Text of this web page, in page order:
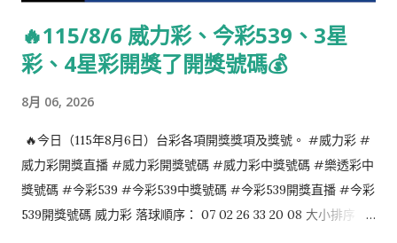
🔥115/8/6 威力彩、今彩539、3星
彩、4星彩開獎了開獎號碼💰
8月 06, 2026
🔥今日（115年8月6日）台彩各項開獎獎項及獎號。 #威力彩 #
威力彩開獎直播 #威力彩開獎號碼 #威力彩中獎號碼 #樂透彩中
獎號碼 #今彩539 #今彩539中獎號碼 #今彩539開獎直播 #今彩
539開獎號碼 威力彩 落球順序： 07 02 26 33 20 08 大小排序：